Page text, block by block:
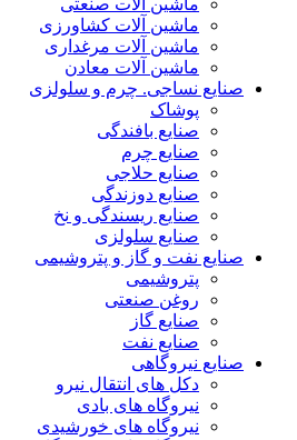
ماشین آلات صنعتی
ماشین آلات کشاورزی
ماشین آلات مرغداری
ماشین آلات معادن
صنایع نساجی. چرم و سلولزی
پوشاک
صنایع بافندگی
صنایع چرم
صنایع حلاجی
صنایع دوزندگی
صنایع ریسندگی و نخ
صنایع سلولزی
صنایع نفت و گاز و پتروشیمی
پتروشیمی
روغن صنعتی
صنایع گاز
صنایع نفت
صنایع نیروگاهی
دکل های انتقال نیرو
نیروگاه های بادی
نیروگاه های خورشیدی